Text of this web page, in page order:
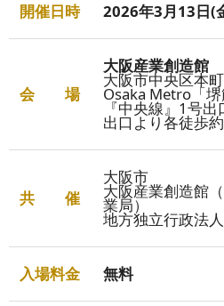
開催日時 2026年3月13日
会　　場
大阪産業創造館
大阪市中央区本
Osaka Metro「
『中央線』1号
出口より各徒歩
共　　催
大阪市
大阪産業創造館
業局）
地方独立行政法
入場料金 無料